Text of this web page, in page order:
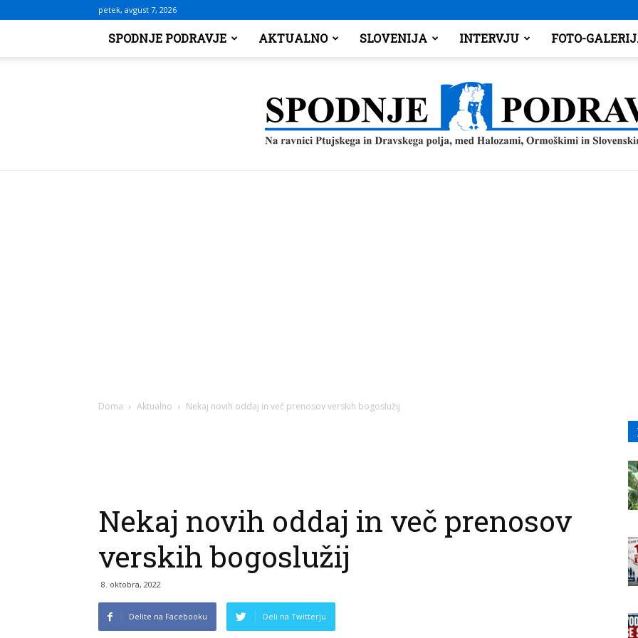
petek, avgust 7, 2026
SPODNJE PODRAVJE AKTUALNO SLOVENIJA INTERVJU FOTO-
Doma Aktualno Nekaj novih oddaj in več prenosov verskih bogoslužij
Nekaj novih oddaj in več prenosov
verskih bogoslužij
8. oktobra, 2022
Delite na Facebooku Deli na Twitterju